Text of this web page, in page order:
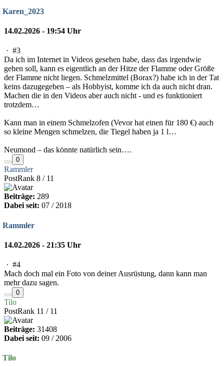
Karen_2023
14.02.2026 - 19:54 Uhr
· #3
Da ich im Internet in Videos gesehen habe, dass das irgendwie
gehen soll, kann es eigentlich an der Hitze der Flamme oder Größe
der Flamme nicht liegen. Schmelzmittel (Borax?) habe ich in der Tat
keins dazugegeben – als Hobbyist, komme ich da auch nicht dran.
Machen die in den Videos aber auch nicht - und es funktioniert
trotzdem…
Kann man in einem Schmelzofen (Vevor hat einen für 180 €) auch
so kleine Mengen schmelzen, die Tiegel haben ja 1 l…
Neumond – das könnte natürlich sein….
0
Rammler
PostRank 8 / 11
Beiträge: 289
Dabei seit: 07 / 2018
Rammler
14.02.2026 - 21:35 Uhr
· #4
Mach doch mal ein Foto von deiner Ausrüstung, dann kann man
mehr dazu sagen.
0
Tilo
PostRank 11 / 11
Beiträge: 31408
Dabei seit: 09 / 2006
Tilo